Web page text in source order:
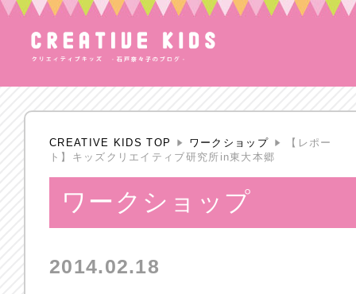
CREATIVE KIDS TOP ワークショップ
【レポー
ト】キッズクリエイティブ研究所in東大本郷
ワークショップ
2014.02.18